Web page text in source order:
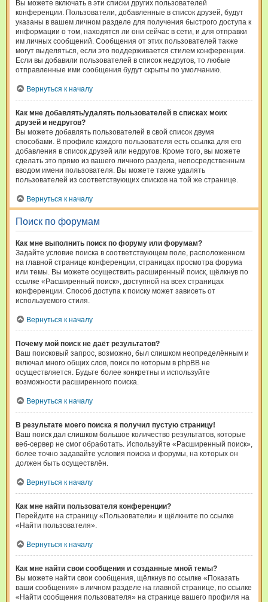
Вы можете включать в эти списки других пользователей
конференции. Пользователи, добавленные в список друзей, будут
указаны в вашем личном разделе для получения быстрого доступа к
информации о том, находятся ли они сейчас в сети, и для отправки
им личных сообщений. Сообщения от этих пользователей также
могут выделяться, если это поддерживается стилем конференции.
Если вы добавили пользователей в список недругов, то любые
отправленные ими сообщения будут скрыты по умолчанию.
Вернуться к началу
Как мне добавлять/удалять пользователей в списках моих
друзей и недругов?
Вы можете добавлять пользователей в свой список двумя
способами. В профиле каждого пользователя есть ссылка для его
добавления в список друзей или недругов. Кроме того, вы можете
сделать это прямо из вашего личного раздела, непосредственным
вводом имени пользователя. Вы можете также удалять
пользователей из соответствующих списков на той же странице.
Вернуться к началу
Поиск по форумам
Как мне выполнить поиск по форуму или форумам?
Задайте условие поиска в соответствующем поле, расположенном
на главной странице конференции, страницах просмотра форума
или темы. Вы можете осуществить расширенный поиск, щёлкнув по
ссылке «Расширенный поиск», доступной на всех страницах
конференции. Способ доступа к поиску может зависеть от
используемого стиля.
Вернуться к началу
Почему мой поиск не даёт результатов?
Ваш поисковый запрос, возможно, был слишком неопределённым и
включал много общих слов, поиск по которым в phpBB не
осуществляется. Будьте более конкретны и используйте
возможности расширенного поиска.
Вернуться к началу
В результате моего поиска я получил пустую страницу!
Ваш поиск дал слишком большое количество результатов, которые
веб-сервер не смог обработать. Используйте «Расширенный поиск»,
более точно задавайте условия поиска и форумы, на которых он
должен быть осуществлён.
Вернуться к началу
Как мне найти пользователя конференции?
Перейдите на страницу «Пользователи» и щёлкните по ссылке
«Найти пользователя».
Вернуться к началу
Как мне найти свои сообщения и созданные мной темы?
Вы можете найти свои сообщения, щёлкнув по ссылке «Показать
ваши сообщения» в личном разделе на главной странице, по ссылке
«Найти сообщения пользователя» на странице вашего профиля на